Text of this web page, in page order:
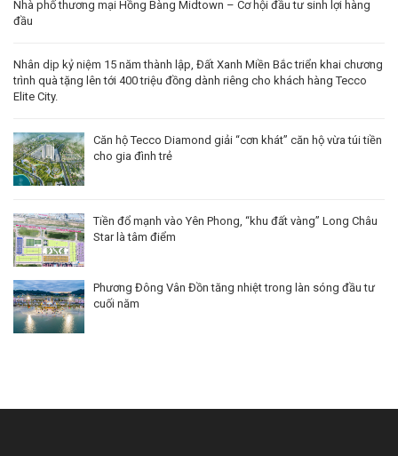
Nhà phố thương mại Hồng Bàng Midtown – Cơ hội đầu tư sinh lợi hàng
đầu
Nhân dịp kỷ niệm 15 năm thành lập, Đất Xanh Miền Bắc triển khai chương
trình quà tặng lên tới 400 triệu đồng dành riêng cho khách hàng Tecco
Elite City.
Căn hộ Tecco Diamond giải “cơn khát” căn hộ vừa túi tiền
cho gia đình trẻ
Tiền đổ mạnh vào Yên Phong, “khu đất vàng” Long Châu
Star là tâm điểm
Phương Đông Vân Đồn tăng nhiệt trong làn sóng đầu tư
cuối năm